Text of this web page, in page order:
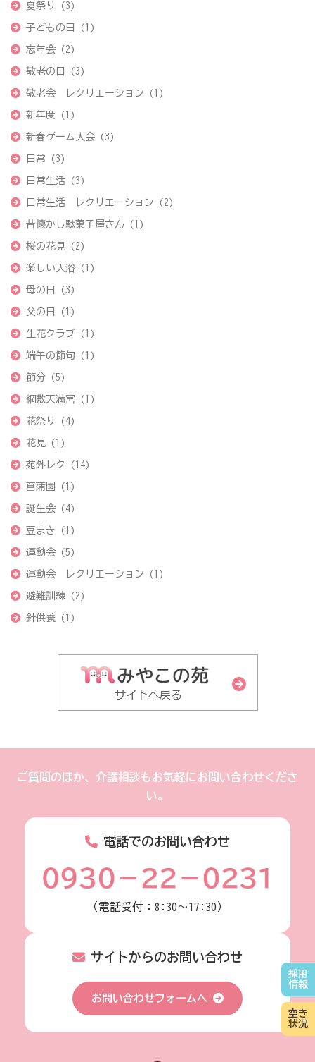
夏祭り (3)
子どもの日 (1)
忘年会 (2)
敬老の日 (3)
敬老会 レクリエーション (1)
新年度 (1)
新春ゲーム大会 (3)
日常 (3)
日常生活 (3)
日常生活 レクリエーション (2)
昔懐かし駄菓子屋さん (1)
桜の花見 (2)
楽しい入浴 (1)
母の日 (3)
父の日 (1)
生花クラブ (1)
端午の節句 (1)
節分 (5)
綱敷天満宮 (1)
花祭り (4)
花見 (1)
苑外レク (14)
菖蒲園 (1)
誕生会 (4)
豆まき (1)
運動会 (5)
運動会 レクリエーション (1)
避難訓練 (2)
針供養 (1)
ご質問のほか、介護相談もお気軽にお問い合わせくださ
い。
電話でのお問い合わせ
（電話受付：8:30～17:30）
サイトからのお問い合わせ
お問い合わせフォームへ
採用
情報
空き
状況